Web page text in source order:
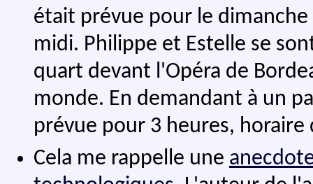
était prévue pour le
midi. Philippe et Estelle se
quart devant l'Opéra de
monde. En demandant à un
prévue pour 3 heures, horaire
Cela me rappelle une